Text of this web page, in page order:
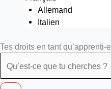
Allemand
Italien
Tes droits en tant qu’apprenti-e
Search
Search